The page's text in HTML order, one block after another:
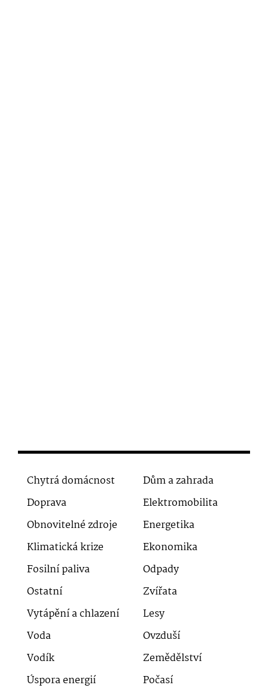
Chytrá domácnost
Dům a zahrada
Doprava
Elektromobilita
Obnovitelné zdroje
Energetika
Klimatická krize
Ekonomika
Fosilní paliva
Odpady
Ostatní
Zvířata
Vytápění a chlazení
Lesy
Voda
Ovzduší
Vodík
Zemědělství
Úspora energií
Počasí